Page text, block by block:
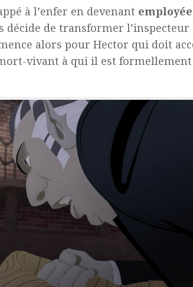
à l’enfer en devenant
décide de transformer l’inspecteur
alors pour Hector qui doit
vivant à qui il est